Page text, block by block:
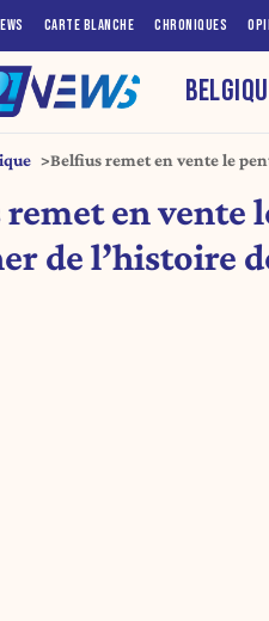
CARTE BLANCHE CHRONIQUES
Belfius remet en vente le
en vente
de l’histoire